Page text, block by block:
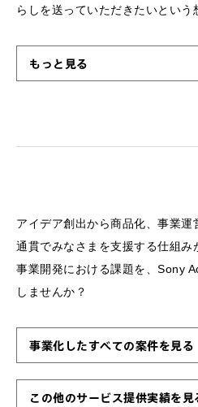
らしを送っていただきたいという
もっと見る
アイデア創出から商品化、事業
通貫でみなさまを支援する仕組み
事業開発における課題を、Sony
しませんか？
事業化したすべての案件を見る
この他のサービス提供実績を見